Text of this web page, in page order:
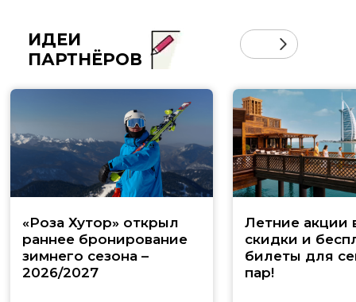
ИДЕИ
ПАРТНЁРОВ
«Роза Хутор» открыл
раннее бронирование
зимнего сезона –
2026/2027
Летние акции
скидки и
билеты для
пар!